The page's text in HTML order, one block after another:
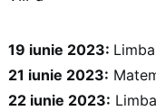
19 iunie 2023:
21 iunie 2023:
22 iunie 2023: